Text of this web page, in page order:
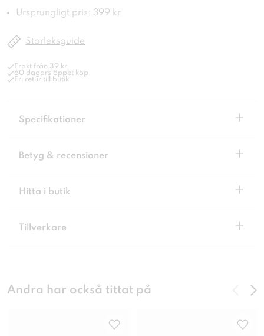
Ursprungligt pris: 399 kr
Storleksguide
Frakt från 39 kr
60 dagars öppet köp
Fri retur till butik
Specifikationer +
Betyg & recensioner +
Hitta i butik +
Tillverkare +
Andra har också tittat på